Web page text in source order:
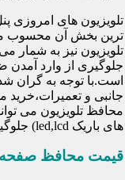
تلویزیون های امروزی
ترین بخش آن محسوب
تلویزیون نیز به شمار
جلوگیری از وارد آمدن
است.با توجه به گران
جانبی و
محافظ تلویزیون می
های باریک led,lcd) جلوگیری کند.
قیمت محافظ صفحه